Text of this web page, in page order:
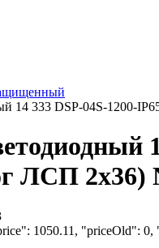
14 333 DSP-04S-1200-
ЛСП 2х36)
1050.11, "priceOld":